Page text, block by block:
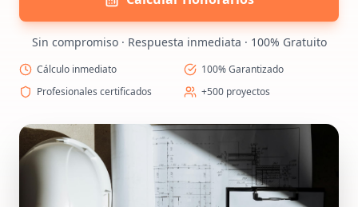
Sin compromiso · Respuesta inmediata · 100% Gratuito
Cálculo inmediato
100% Garantizado
Profesionales certificados
+500 proyectos